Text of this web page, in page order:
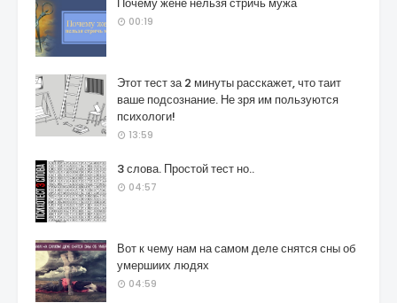
00:19
Этот тест за 2 минуты расскажет, что таит
ваше подсознание. Не зря им пользуются
психологи!
13:59
3 слова. Простой тест но..
04:57
Вот к чему нам на самом деле снятся сны об
умершиих людях
04:59